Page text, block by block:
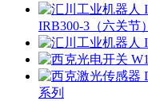
IRB300-3（六关节）
系列